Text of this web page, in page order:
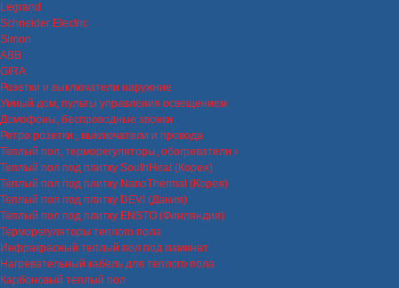
Legrand
Schneider Electric
Simon
ABB
GIRA
Розетки и выключатели наружние
Умный дом, пульты управления освещением
Домофоны, беспроводные звонки
Ретро розетки , выключатели и провода
Теплый пол, терморегуляторы, обогреватели
Теплый пол под плитку SouthHeat (Корея)
Теплый пол под плитку NanoThermal (Корея)
Теплый пол под плитку DEVI (Дания)
Теплый пол под плитку ENSTO (Финляндия)
Терморегуляторы теплого пола
Инфракрасный теплый пол под ламинат
Нагревательный кабель для теплого пола
Карбоновый теплый пол